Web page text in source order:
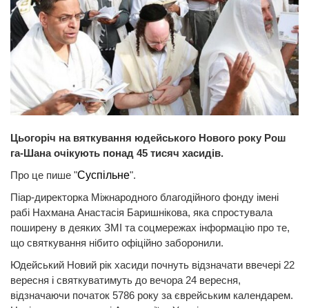
Цьогоріч на вяткування юдейського Нового року Рош
га-Шана очікують понад 45 тисяч хасидів.
Про це пише "Суспільне".
Піар-директорка Міжнародного благодійного фонду імені
рабі Нахмана Анастасія Баришнікова, яка спростувала
поширену в деяких ЗМІ та соцмережах інформацію про те,
що святкування нібито офіційно заборонили.
Юдейський Новий рік хасиди почнуть відзначати ввечері 22
вересня і святкуватимуть до вечора 24 вересня,
відзначаючи початок 5786 року за єврейським календарем.